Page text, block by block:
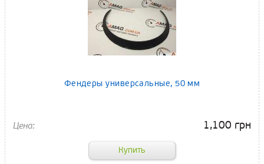
Фендеры универсальные, 50 мм
1,100 грн